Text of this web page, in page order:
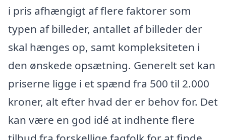
i pris afhængigt af flere faktorer som
typen af billeder, antallet af billeder der
skal hænges op, samt kompleksiteten i
den ønskede opsætning. Generelt set kan
priserne ligge i et spænd fra 500 til 2.000
kroner, alt efter hvad der er behov for. Det
kan være en god idé at indhente flere